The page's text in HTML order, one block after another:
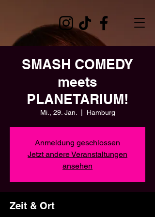
SMASH COMEDY
meets
PLANETARIUM!
Mi., 29. Jan. Hamburg
Anmeldung geschlossen
Jetzt andere Veranstaltungen
ansehen
Zeit & Ort